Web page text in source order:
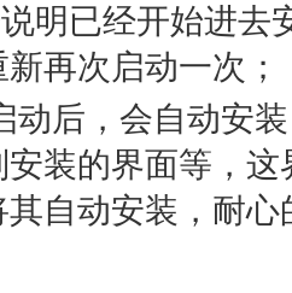
明已经开始进去
再次启动一次；
动后，会自动安
装的界面等，
自动安装，耐